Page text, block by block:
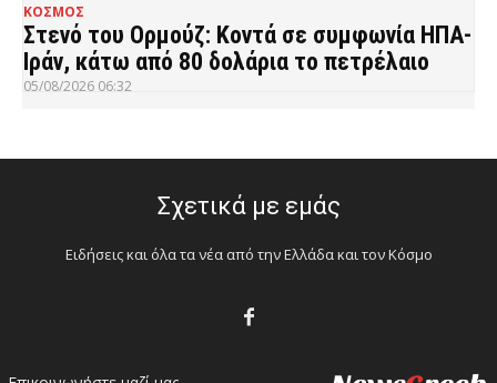
ΚΟΣΜΟΣ
Στενό του Ορμούζ: Κοντά σε συμφωνία ΗΠΑ-
Ιράν, κάτω από 80 δολάρια το πετρέλαιο
05/08/2026 06:32
Σχετικά με εμάς
Ειδήσεις και όλα τα νέα από την Ελλάδα και τον Κόσμο